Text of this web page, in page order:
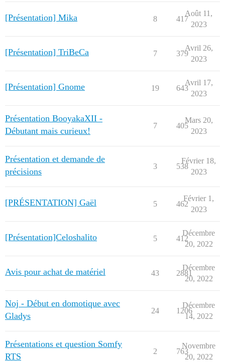
[Présentation] Mika 8 417
Août 11,
2023
[Présentation] TriBeCa 7 379
Avril 26,
2023
[Présentation] Gnome 19 643
Avril 17,
2023
Présentation BooyakaXII -
Débutant mais curieux!
7 405
Mars 20,
2023
Présentation et demande de
précisions
3 538
Février 18,
2023
[PRÉSENTATION] Gaël 5 462
Février 1,
2023
[Présentation]Celoshalito 5 412
Décembre
20, 2022
Avis pour achat de matériel 43 2881
Décembre
20, 2022
Noj - Début en domotique avec
Gladys
24 1206
Décembre
14, 2022
Présentations et question Somfy
RTS
2 763
Novembre
20, 2022